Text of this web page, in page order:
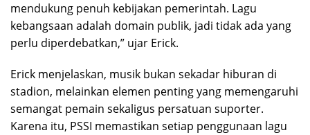
mendukung penuh kebijakan pemerintah. Lagu
kebangsaan adalah domain publik, jadi tidak ada yang
perlu diperdebatkan,” ujar Erick.
Erick menjelaskan, musik bukan sekadar hiburan di
stadion, melainkan elemen penting yang memengaruhi
semangat pemain sekaligus persatuan suporter.
Karena itu, PSSI memastikan setiap penggunaan lagu